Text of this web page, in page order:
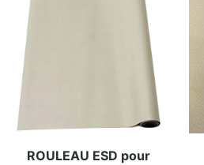
ROULEAU ESD pour